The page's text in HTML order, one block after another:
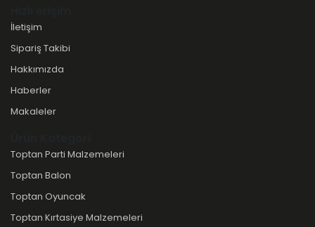
İletişim
Sipariş Takibi
Hakkımızda
Haberler
Makaleler
Toptan Parti Malzemeleri
Toptan Balon
Toptan Oyuncak
Toptan Kırtasiye Malzemeleri